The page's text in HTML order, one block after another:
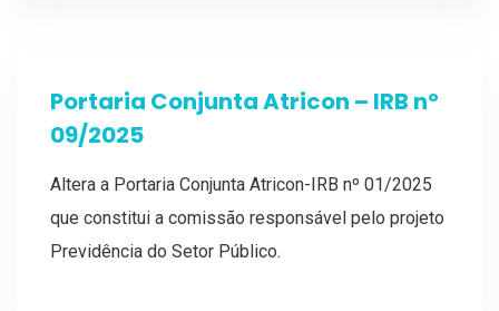
Portaria Conjunta Atricon – IRB nº
09/2025
Altera a Portaria Conjunta Atricon-IRB nº 01/2025
que constitui a comissão responsável pelo projeto
Previdência do Setor Público.